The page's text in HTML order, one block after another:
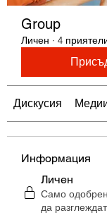
Group
Личен · 4
Дискусия
Информация
Личен
Само
да